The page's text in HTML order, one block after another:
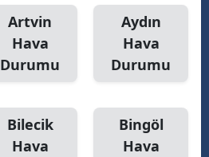
Artvin
Hava
Durumu
Aydın
Hava
Durumu
Bilecik
Hava
Bingöl
Hava